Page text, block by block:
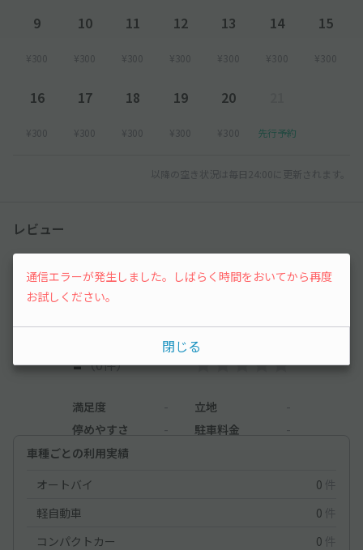
9
¥300
10
¥300
11
¥300
12
¥300
13
¥300
14
¥300
15
¥300
16
¥300
17
¥300
18
¥300
19
¥300
20
¥300 先行予約
以降の空き状況は毎日24:00に更新されます。
レビュー
まだレビューがありません。他のユーザーの方の
ために、利用後にレビューを投稿してみましょ
う。
-（0件）
満足度 - 立地
-
停めやすさ
- 駐車料金
-
車種ごとの利用実績
オートバイ
0 件
軽自動車
0 件
コンパクトカー
0 件
通信エラーが発生しました。しばらく時間をおいてから再度
お試しください。
閉じる